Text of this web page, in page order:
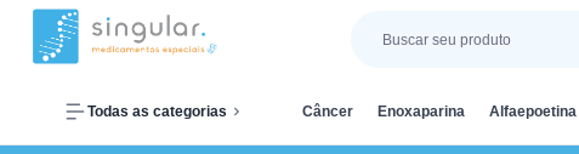
Todas as categorias Câncer Enoxaparina Alfaepoetina